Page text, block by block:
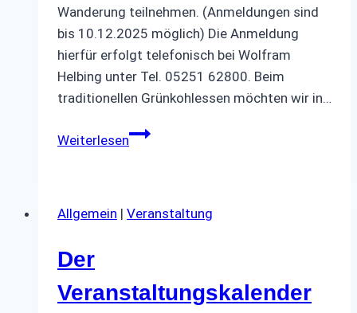
Wanderung teilnehmen. (Anmeldungen sind
bis 10.12.2025 möglich) Die Anmeldung
hierfür erfolgt telefonisch bei Wolfram
Helbing unter Tel. 05251 62800. Beim
traditionellen Grünkohlessen möchten wir in…
WeiterlesenSBR
Einladung
2025
Allgemein | Veranstaltung
Der
Veranstaltungskalender